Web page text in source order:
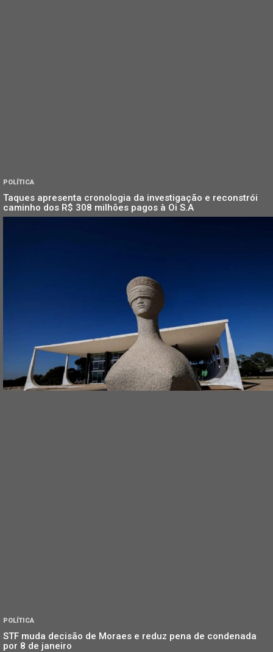
POLÍTICA
Taques apresenta cronologia da investigação e reconstrói
caminho dos R$ 308 milhões pagos à Oi S.A
POLÍTICA
STF muda decisão de Moraes e reduz pena de condenada
por 8 de janeiro